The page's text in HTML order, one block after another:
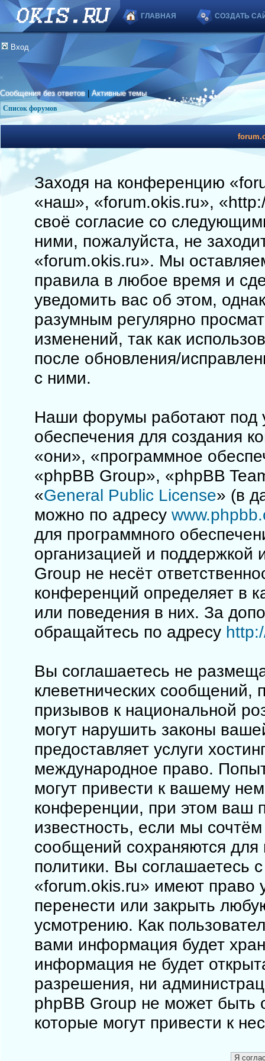
ГЛАВНАЯ СОЗДАТЬ
Вход
Сообщения без ответов |Активные темы
Список форумов
Заходя на конференцию
«наш», «forum.okis.ru»,
своё согласие со
ними, пожалуйста, не
«forum.okis.ru». Мы
правила в любое время и
уведомить вас об этом,
разумным регулярно
изменений, так как
после обновления/
с ними.
Наши форумы работают под
обеспечения для создания
«они», «программное
«phpBB Group», «phpBB
«General Public License» (в
можно по адресу
для программного
организацией и поддержкой
Group не несёт
конференций определяет в
или поведения в них. За
обращайтесь по адресу
Вы соглашаетесь не
клеветнических сообщений,
призывов к национальной
могут нарушить законы
предоставляет услуги
международное право.
могут привести к вашему
конференции, при этом ваш
известность, если мы
сообщений сохраняются для
политики. Вы соглашаетесь
«forum.okis.ru» имеют право
перенести или закрыть
усмотрению. Как
вами информация будет
информация не будет
разрешения, ни
phpBB Group не может быть
которые могут привести к